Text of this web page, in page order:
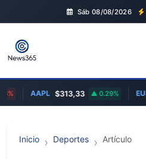
Sáb 08/08/2026
AAPL $313,33 0.29%
Inicio Deportes Artículo